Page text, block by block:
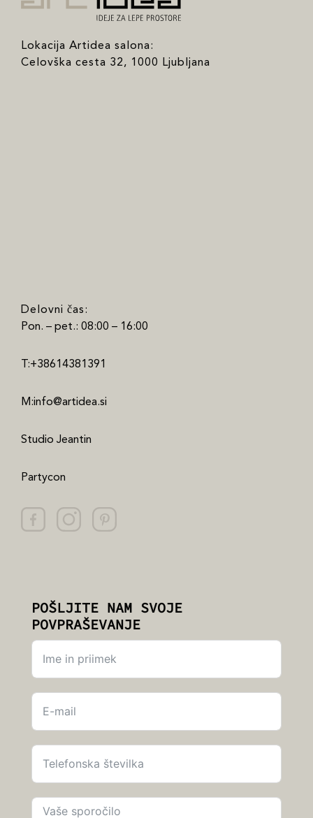
Lokacija Artidea salona:
Celovška cesta 32, 1000 Ljubljana
Delovni čas:
Pon. – pet.: 08:00 – 16:00
T:+38614381391
M:info@artidea.si
Studio Jeantin
Partycon
POŠLJITE NAM SVOJE
POVPRAŠEVANJE